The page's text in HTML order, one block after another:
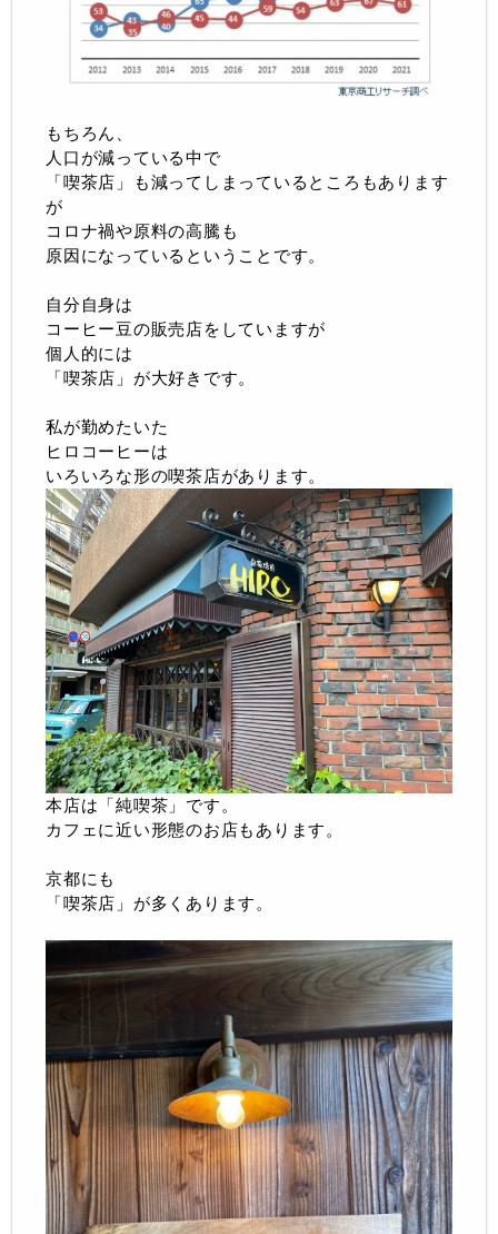
もちろん、
人口が減っている中で
「喫茶店」も減ってしまっているところもあります
が
コロナ禍や原料の高騰も
原因になっているということです。
自分自身は
コーヒー豆の販売店をしていますが
個人的には
「喫茶店」が大好きです。
私が勤めたいた
ヒロコーヒーは
いろいろな形の喫茶店があります。
本店は「純喫茶」です。
カフェに近い形態のお店もあります。
京都にも
「喫茶店」が多くあります。